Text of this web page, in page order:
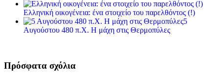
Ελληνική οικογένεια: ένα στοιχείο του παρελθόντος (!)
5
Αυγούστου 480 π.Χ. Η μάχη στις Θερμοπύλες
Πρόσφατα σχόλια